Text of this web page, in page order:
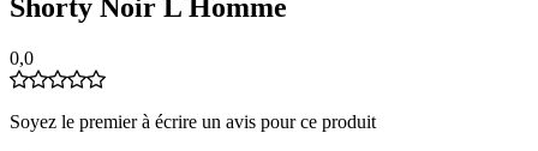
Shorty Noir L Homme
0,0
Soyez le premier à écrire un avis pour ce produit